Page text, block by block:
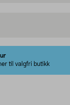
til valgfri butikk